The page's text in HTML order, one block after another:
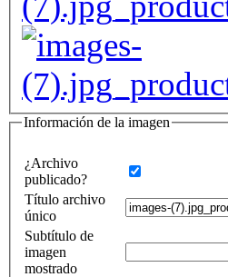
Información de la imagen
¿Archivo
publicado?
Título archivo
único
Subtítulo de
imagen
mostrado